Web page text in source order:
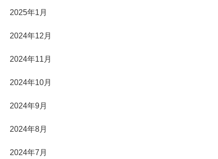
2025年1月
2024年12月
2024年11月
2024年10月
2024年9月
2024年8月
2024年7月